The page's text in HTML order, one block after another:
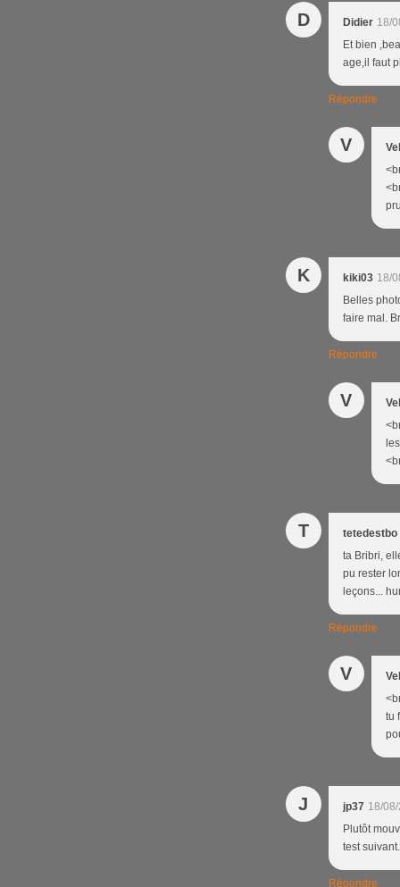
D Didier 18/
Et bien
age,il faut
Répondre
V
K kiki03 18/
Belles
faire mal.
Répondre
V
T
tetedestbo
ta Bribri,
pu rester
leçons...
Répondre
V
tu
J jp37 18/
Plutôt
test suivant.
Répondre